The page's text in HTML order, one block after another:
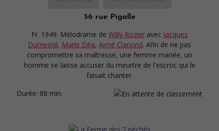
56 rue Pigalle
Fr. 1949. Mélodrame de Willy Rozier avec Jacques
Dumesnil, Marie Déa, Aimé Clariond. Afin de ne pas
compromettre sa maîtresse, une femme mariée, un
homme se laisse accuser du meurtre de l'escroc qui le
faisait chanter.
Durée: 88 min.